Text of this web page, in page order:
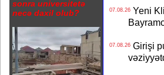
sonra universitetə
necə daxil olub?
07.08.26Yeni
07.08.26Girişi